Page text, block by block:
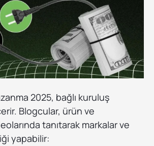
2025, bağlı kuruluş
Blogcular, ürün ve
tanıtarak markalar ve
yapabilir: